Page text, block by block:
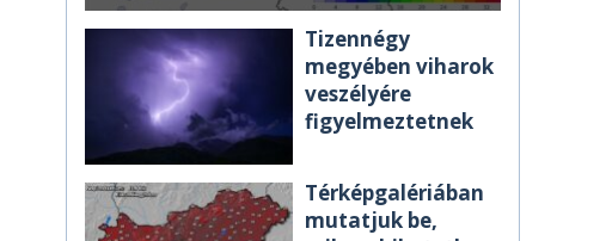
Tizennégy
megyében viharok
veszélyére
figyelmeztetnek
Térképgalériában
mutatjuk be,